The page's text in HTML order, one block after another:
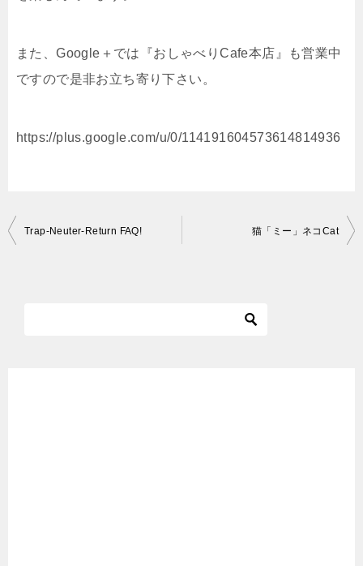
また、Google＋では『おしゃべりCafe本店』も営業中
ですので是非お立ち寄り下さい。
https://plus.google.com/u/0/114191604573614814936
投
Trap-Neuter-Return FAQ! 猫「ミー」ネコCat